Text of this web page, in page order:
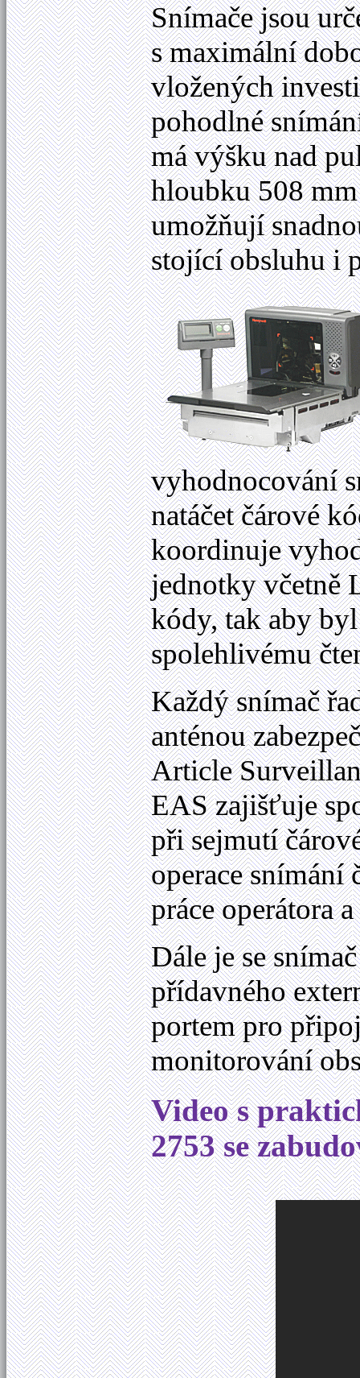
Snímače jsou
s maximální
vložených
pohodlné
má výšku nad
hloubku 508
umožňují
stojící obsluhu i
vyhodnocování
natáčet čárové
koordinuje
jednotky včetně
kódy, tak aby
spolehlivému
Každý snímač
anténou
Article
EAS zajišťuje
při sejmutí
operace snímání
práce operátora
Dále je se
přídavného
portem pro
monitorování
Video s
2753 se